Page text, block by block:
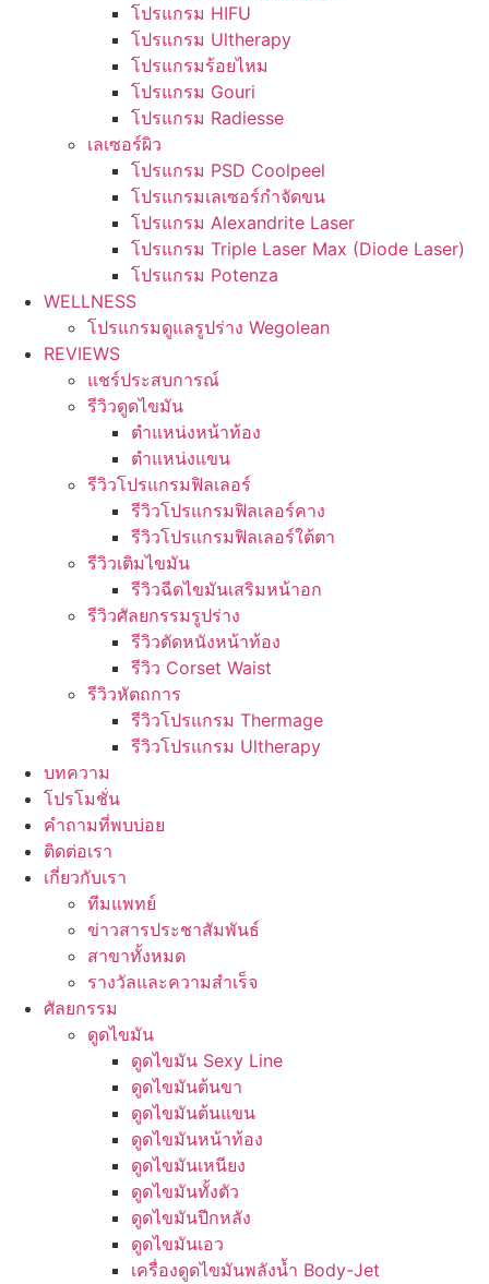
โปรแกรม HIFU
โปรแกรม Ultherapy
โปรแกรมร้อยไหม
โปรแกรม Gouri
โปรแกรม Radiesse
เลเซอร์ผิว
โปรแกรม PSD Coolpeel
โปรแกรมเลเซอร์กำจัดขน
โปรแกรม Alexandrite Laser
โปรแกรม Triple Laser Max (Diode Laser)
โปรแกรม Potenza
WELLNESS
โปรแกรมดูแลรูปร่าง Wegolean
REVIEWS
แชร์ประสบการณ์
รีวิวดูดไขมัน
ตำแหน่งหน้าท้อง
ตำแหน่งแขน
รีวิวโปรแกรมฟิลเลอร์
รีวิวโปรแกรมฟิลเลอร์คาง
รีวิวโปรแกรมฟิลเลอร์ใต้ตา
รีวิวเติมไขมัน
รีวิวฉีดไขมันเสริมหน้าอก
รีวิวศัลยกรรมรูปร่าง
รีวิวตัดหนังหน้าท้อง
รีวิว Corset Waist
รีวิวหัตถการ
รีวิวโปรแกรม Thermage
รีวิวโปรแกรม Ultherapy
บทความ
โปรโมชั่น
คำถามที่พบบ่อย
ติดต่อเรา
เกี่ยวกับเรา
ทีมแพทย์
ข่าวสารประชาสัมพันธ์
สาขาทั้งหมด
รางวัลและความสำเร็จ
ศัลยกรรม
ดูดไขมัน
ดูดไขมัน Sexy Line
ดูดไขมันต้นขา
ดูดไขมันต้นแขน
ดูดไขมันหน้าท้อง
ดูดไขมันเหนียง
ดูดไขมันทั้งตัว
ดูดไขมันปีกหลัง
ดูดไขมันเอว
เครื่องดูดไขมันพลังน้ำ Body-Jet